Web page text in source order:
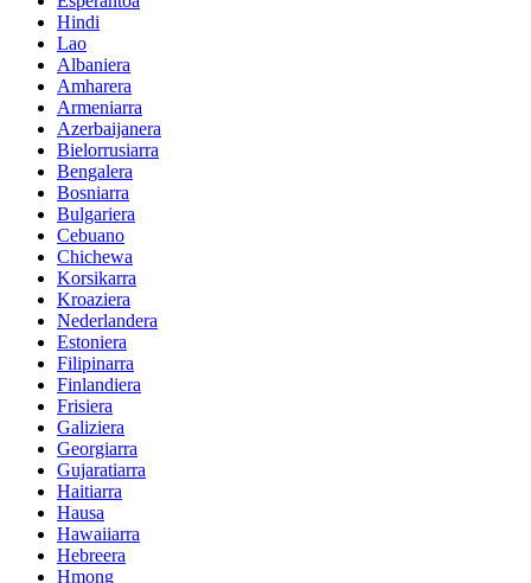
Hindi
Lao
Albaniera
Amharera
Armeniarra
Azerbaijanera
Bielorrusiarra
Bengalera
Bosniarra
Bulgariera
Cebuano
Chichewa
Korsikarra
Kroaziera
Nederlandera
Estoniera
Filipinarra
Finlandiera
Frisiera
Galiziera
Georgiarra
Gujaratiarra
Haitiarra
Hausa
Hawaiiarra
Hebreera
Hmong